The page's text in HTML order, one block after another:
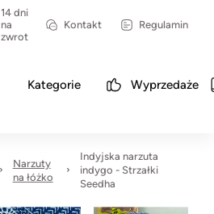
14 dni
na
zwrot
Kontakt Regulamin
Kategorie Wyprzedaże
Narzuty
na łóżko
Indyjska narzuta
indygo - Strzałki
Seedha